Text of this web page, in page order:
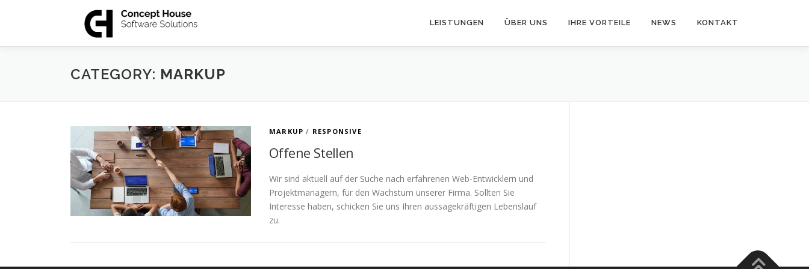
LEISTUNGEN ÜBER UNS IHRE VORTEILE NEWS KONTAKT
CATEGORY: MARKUP
MARKUP / RESPONSIVE
Offene Stellen
Wir sind aktuell auf der Suche nach erfahrenen Web-Entwicklern und
Projektmanagern, für den Wachstum unserer Firma. Sollten Sie
Interesse haben, schicken Sie uns Ihren aussagekräftigen Lebenslauf
zu.